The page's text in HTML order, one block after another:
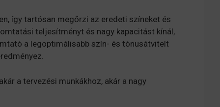
így tartósan megőrzi az eredeti színeket és
teljesítményt és nagy kapacitást kínál,
a legoptimálisabb szín- és tónusátvitelt
a tervezési munkákhoz, akár a nagy